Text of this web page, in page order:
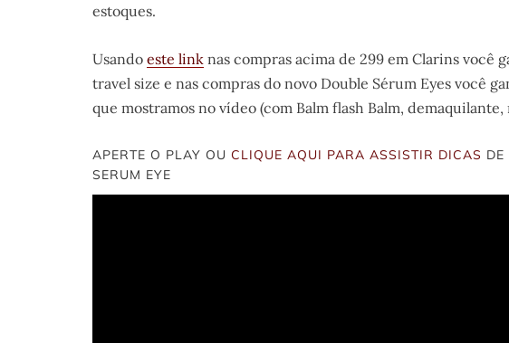
estoques.
Usando este link nas compras acima de 299 em Clarins você
travel size e nas compras do novo Double Sérum Eyes você
que mostramos no vídeo (com Balm flash Balm,
APERTE O PLAY OU CLIQUE AQUI PARA ASSISTIR DICAS
SERUM EYE